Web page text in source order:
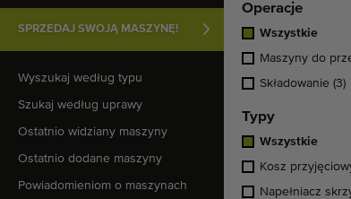
SPRZEDAJ SWOJĄ MASZYNĘ!
Wyszukaj według typu
Szukaj według uprawy
Ostatnio widziany maszyny
Ostatnio dodane maszyny
Powiadomieniom o maszynach
Operacje
Wszystkie
Maszyny do
Składowanie (3)
Typy
Wszystkie
Kosz
Napełniacz